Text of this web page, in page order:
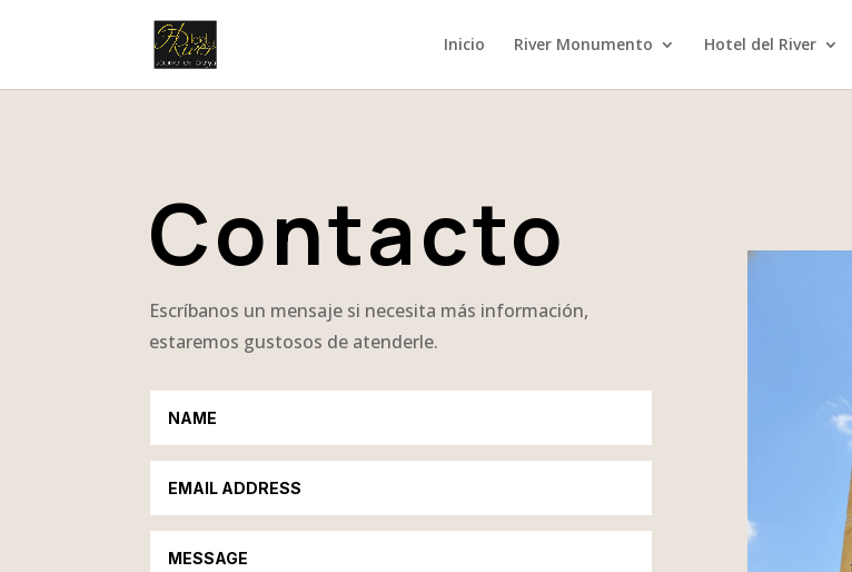
Inicio River Monumento Hotel del River
Contacto
Escríbanos un mensaje si necesita más información,
estaremos gustosos de atenderle.